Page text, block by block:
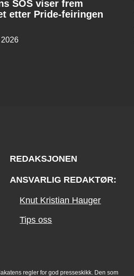
SOS viser frem
etter Pride-feiringen
REDAKSJONEN
ANSVARLIG REDAKTØR:
Knut Kristian Hauger
Tips oss
regler for god presseskikk. Den som